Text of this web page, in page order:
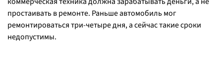
простаивать в ремонте. Раньше автомобиль мог
ремонтироваться три-четыре дня, а сейчас такие сроки
недопустимы.